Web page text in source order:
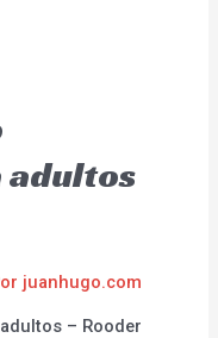
juanhugo.com
– Rooder